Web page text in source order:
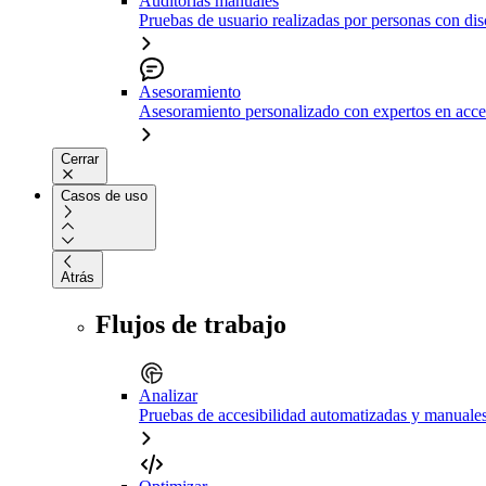
Pruebas de usuario realizadas por personas con
Asesoramiento
Asesoramiento personalizado con expertos en
Cerrar
Casos de uso
Atrás
Flujos de trabajo
Analizar
Pruebas de accesibilidad automatizadas y